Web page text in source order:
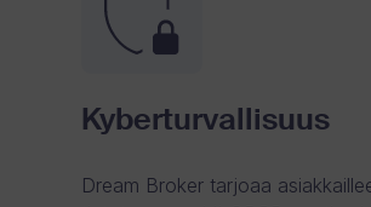
Kyberturvallisuus
Dream Broker tarjoaa